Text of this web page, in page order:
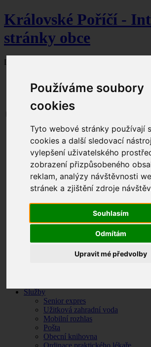
Používáme soubory
cookies
Tyto webové stránky používají
cookies a další sledovací
vylepšení uživatelského
zobrazení přizpůsobeného
reklam, analýzy návštěvnosti
stránek a zjištění zdroje
Souhlasím
Odmítám
Upravit mé předvolby
Královské Poříčí -
stránky obce
Dnes je
Aktuální dění
Obecní úřad
Úřední hodiny
Kontakty
Zastupitelstvo
Seznam čerpaných dotací
Dokumenty ke stažení
Formuláře ke stažení
Úřední deska
Povinné informace
Odpadové hospodářství
Základní údaje
Služby
Senior expres
Užitková zahradní voda
Mobilní rozhlas
Pošta
Obecní knihovna
Ordinace praktického lékaře